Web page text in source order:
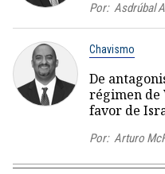
Por: Asdrúbal
Chavismo
De
régimen de
favor de
Por: Arturo